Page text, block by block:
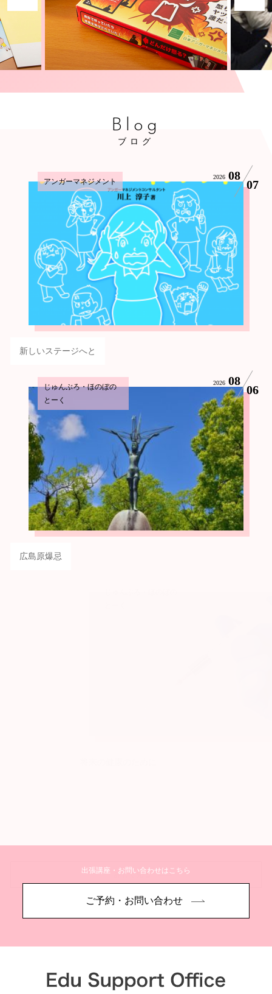
Blog
ブログ
アンガーマネジメント 2026 08
07
新しいステージへと
じゅんぶろ・ほのぼの
とーく
2026 08
06
広島原爆忌
詳しく見る
出張講座・お問い合わせはこちら
ご予約・お問い合わせ